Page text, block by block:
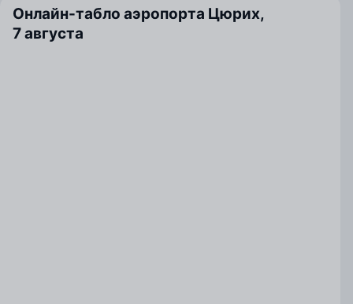
Онлайн-табло аэропорта Цюрих,
7 августа